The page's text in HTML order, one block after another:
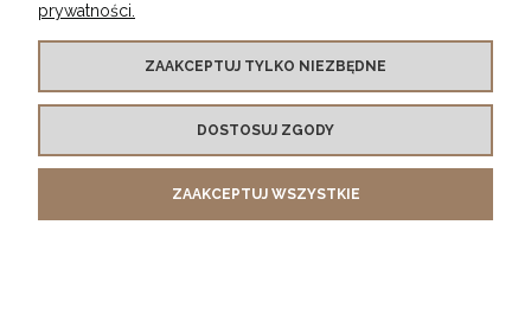
cm
prywatności.
ZAAKCEPTUJ TYLKO NIEZBĘDNE
DOSTOSUJ ZGODY
ZAAKCEPTUJ WSZYSTKIE